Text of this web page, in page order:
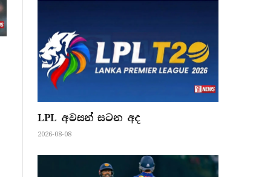
LPL අවසන් සටන අද
2026-08-08